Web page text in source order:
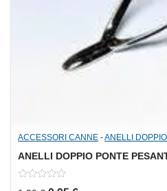
ACCESSORI CANNE -ANELLI
ANELLI DOPPIO PONTE